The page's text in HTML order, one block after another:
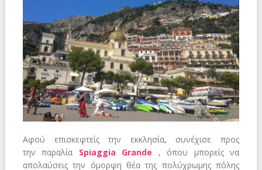
Αφού επισκεφτείς την εκκλησία, συνέχισε προς
την παραλία Spiaggia Grande , όπου μπορείς να
απολαύσεις την όμορφη θέα της πολύχρωμης πόλης